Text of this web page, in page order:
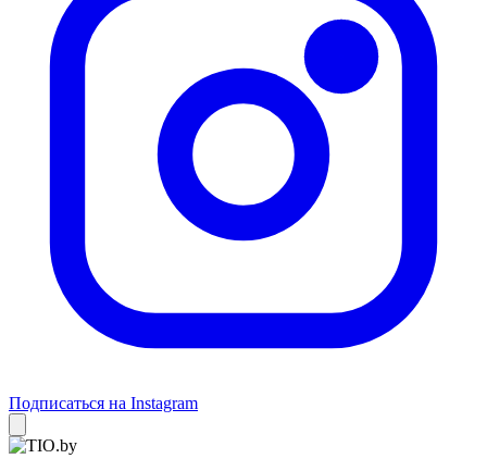
Подписаться на Instagram